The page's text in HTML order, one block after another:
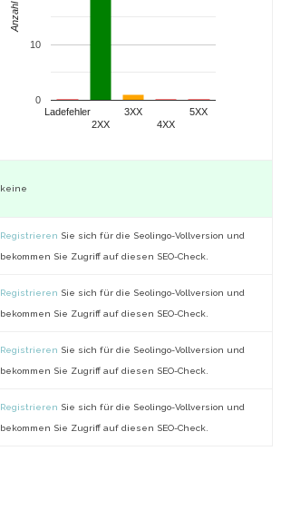
Ladefehler
2XX
3XX
4XX
5XX
0
10
Anzahl
keine
Registrieren Sie sich für die Seolingo-Vollversion und
bekommen Sie Zugriff auf diesen SEO-Check.
Registrieren Sie sich für die Seolingo-Vollversion und
bekommen Sie Zugriff auf diesen SEO-Check.
Registrieren Sie sich für die Seolingo-Vollversion und
bekommen Sie Zugriff auf diesen SEO-Check.
Registrieren Sie sich für die Seolingo-Vollversion und
bekommen Sie Zugriff auf diesen SEO-Check.